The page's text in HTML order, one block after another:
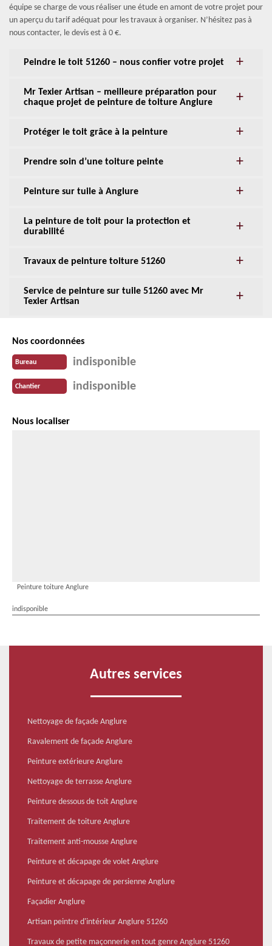
équipe se charge de vous réaliser une étude en amont de votre projet pour
un aperçu du tarif adéquat pour les travaux à organiser. N’hésitez pas à
nous contacter, le devis est à 0 €.
Peindre le toit 51260 – nous confier votre projet
Mr Texier Artisan – meilleure préparation pour
chaque projet de peinture de toiture Anglure
Protéger le toit grâce à la peinture
Prendre soin d’une toiture peinte
Peinture sur tuile à Anglure
La peinture de toit pour la protection et
durabilité
Travaux de peinture toiture 51260
Service de peinture sur tuile 51260 avec Mr
Texier Artisan
Nos coordonnées
Bureau indisponible
Chantier indisponible
Nous localiser
Peinture toiture Anglure
indisponible
Autres services
Nettoyage de façade Anglure
Ravalement de façade Anglure
Peinture extérieure Anglure
Nettoyage de terrasse Anglure
Peinture dessous de toit Anglure
Traitement de toiture Anglure
Traitement anti-mousse Anglure
Peinture et décapage de volet Anglure
Peinture et décapage de persienne Anglure
Façadier Anglure
Artisan peintre d'intérieur Anglure 51260
Travaux de petite maçonnerie en tout genre Anglure 51260